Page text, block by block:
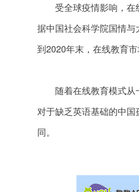
受全球疫情影响，在
据中国社会科学院国情
到2020年末，在线教育市
随着在线教育模式从
对于缺乏英语基础的中
同。